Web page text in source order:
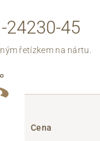
24230-45
řetízkem na nártu.
Cena